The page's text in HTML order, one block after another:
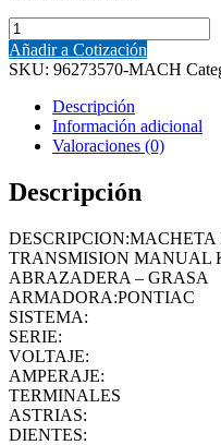
MACHETA
(96273570-
MACH)
ESPIGA
MATIZ
2004-
TRANSMISION
MANUAL
CUBREPOLVO
-
ABRAZADERA
-
GRASA
cantidad
Añadir a Cotización
SKU: 96273570-MACH
Descripción
Información adicional
Valoraciones (0)
Descripción
DESCRIPCION:MACHETA
TRANSMISION MANUAL
ABRAZADERA – GRASA
ARMADORA:PONTIAC
SISTEMA:
SERIE:
VOLTAJE:
AMPERAJE:
TERMINALES
ASTRIAS:
DIENTES: